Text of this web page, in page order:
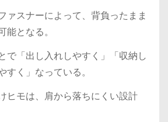
ァスナーによって、背負ったまま
となる。
で「出し入れしやすく」「収納し
く」なっている。
ヒモは、肩から落ちにくい設計